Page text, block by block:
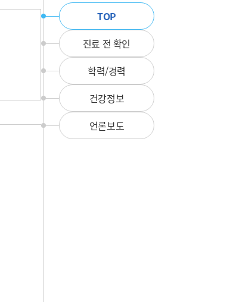
뉴
TOP
진료 전 확인
학력/경력
건강정보
언론보도